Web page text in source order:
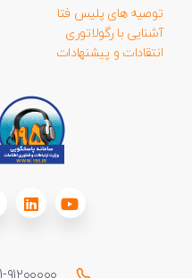
توصیه های پلیس فتا
آشنایی با رگولاتوری
انتقادات و پیشنهادات